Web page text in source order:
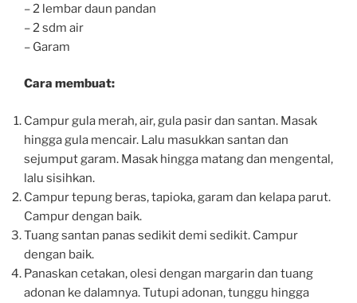
– 2 lembar daun pandan
– 2 sdm air
– Garam
Cara membuat:
Campur gula merah, air, gula pasir dan santan. Masak
hingga gula mencair. Lalu masukkan santan dan
sejumput garam. Masak hingga matang dan mengental,
lalu sisihkan.
Campur tepung beras, tapioka, garam dan kelapa parut.
Campur dengan baik.
Tuang santan panas sedikit demi sedikit. Campur
dengan baik.
Panaskan cetakan, olesi dengan margarin dan tuang
adonan ke dalamnya. Tutupi adonan, tunggu hingga